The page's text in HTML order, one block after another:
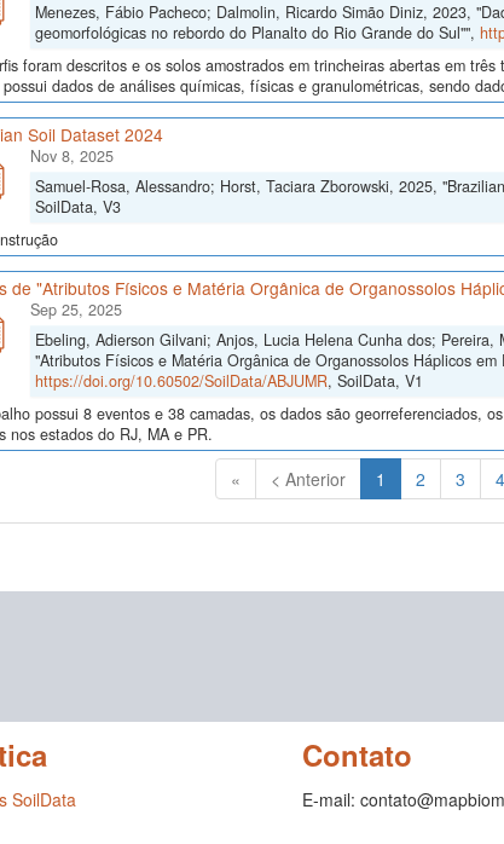
Menezes, Fábio Pacheco; Dalmolin, Ricardo Simão Diniz, 2023,
geomorfológicas no rebordo do Planalto do Rio Grande do Sul"",
foram descritos e os solos amostrados em trincheiras abertas em
dados de análises químicas, físicas e granulométricas, sendo
Soil Dataset 2024
Nov 8, 2025
Samuel-Rosa, Alessandro; Horst, Taciara Zborowski, 2025,
SoilData, V3
de "Atributos Físicos e Matéria Orgânica de Organossolos
Sep 25, 2025
Ebeling, Adierson Gilvani; Anjos, Lucia Helena Cunha dos;
"Atributos Físicos e Matéria Orgânica de Organossolos Háplicos
https://doi.org/10.60502/SoilData/ABJUMR, SoilData, V1
possui 8 eventos e 38 camadas, os dados são georreferenciados,
nos estados do RJ, MA e PR.
« < Anterior 1 (Atual)
2 3 4
SoilData
Contato
E-mail: